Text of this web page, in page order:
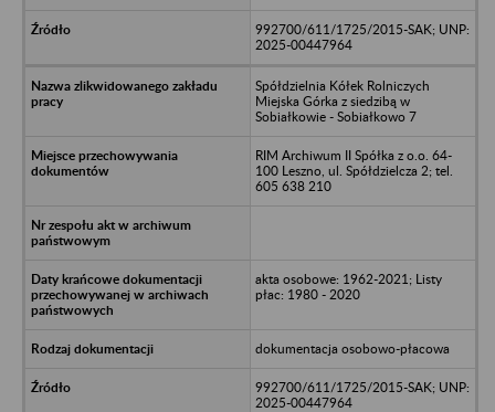
992700/611/1725/2015-SAK; UNP:
2025-00447964
Spółdzielnia Kółek Rolniczych
Miejska Górka z siedzibą w
Sobiałkowie - Sobiałkowo 7
RIM Archiwum II Spółka z o.o. 64-
100 Leszno, ul. Spółdzielcza 2; tel.
605 638 210
akta osobowe: 1962-2021; Listy
płac: 1980 - 2020
dokumentacja osobowo-płacowa
992700/611/1725/2015-SAK; UNP:
2025-00447964